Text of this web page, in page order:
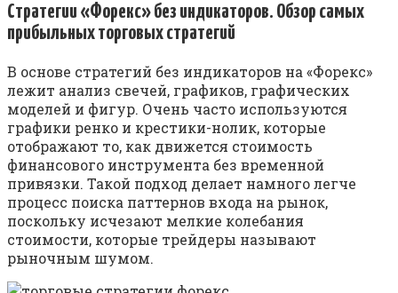
Стратегии «Форекс» без индикаторов. Обзор самых
прибыльных торговых стратегий
В основе стратегий без индикаторов на «Форекс»
лежит анализ свечей, графиков, графических
моделей и фигур. Очень часто используются
графики ренко и крестики-нолик, которые
отображают то, как движется стоимость
финансового инструмента без временной
привязки. Такой подход делает намного легче
процесс поиска паттернов входа на рынок,
поскольку исчезают мелкие колебания
стоимости, которые трейдеры называют
рыночным шумом.